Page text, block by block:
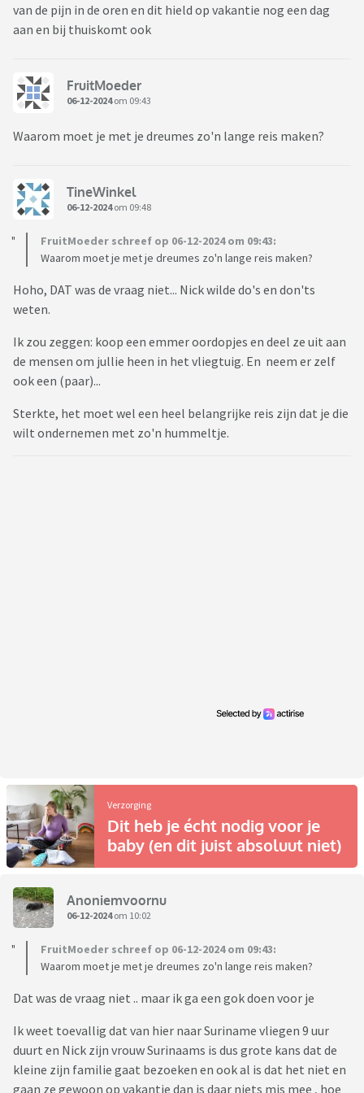
van de pijn in de oren en dit hield op vakantie nog een dag
aan en bij thuiskomt ook
FruitMoeder
06-12-2024om 09:43
Waarom moet je met je dreumes zo'n lange reis maken?
TineWinkel
06-12-2024om 09:48
FruitMoeder schreef op 06-12-2024 om 09:43:
Waarom moet je met je dreumes zo'n lange reis maken?
Hoho, DAT was de vraag niet... Nick wilde do's en don'ts
weten.
Ik zou zeggen: koop een emmer oordopjes en deel ze uit aan
de mensen om jullie heen in het vliegtuig. En neem er zelf
ook een (paar)...
Sterkte, het moet wel een heel belangrijke reis zijn dat je die
wilt ondernemen met zo'n hummeltje.
Verzorging
Dit heb je écht nodig voor je
baby (en dit juist absoluut niet)
Anoniemvoornu
06-12-2024om 10:02
FruitMoeder schreef op 06-12-2024 om 09:43:
Waarom moet je met je dreumes zo'n lange reis maken?
Dat was de vraag niet .. maar ik ga een gok doen voor je
Ik weet toevallig dat van hier naar Suriname vliegen 9 uur
duurt en Nick zijn vrouw Surinaams is dus grote kans dat de
kleine zijn familie gaat bezoeken en ook al is dat het niet en
gaan ze gewoon op vakantie dan is daar niets mis mee , hoe